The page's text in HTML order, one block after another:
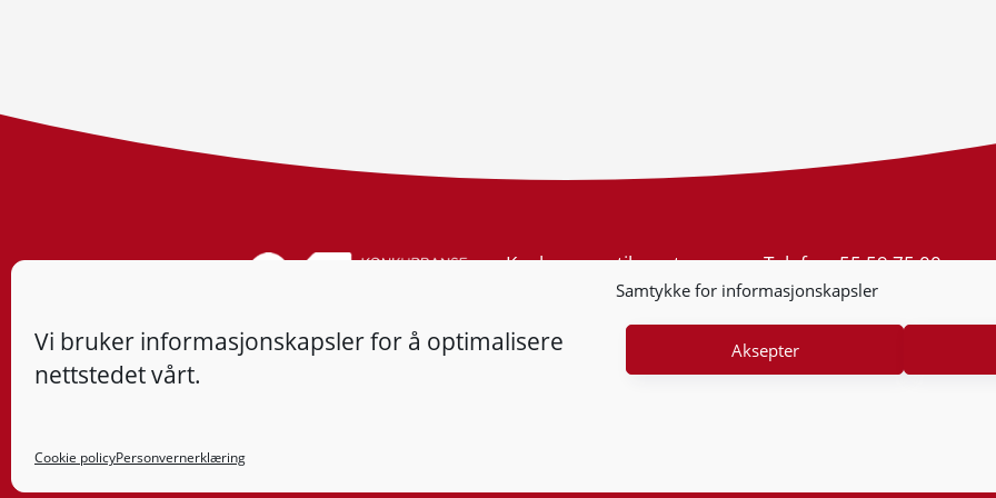
Samtykke for informasjonskapsler
Vi bruker informasjonskapsler for å optimalisere
nettstedet vårt.
Aksepter
Cookie policyPersonvernerklæring
Konkurransetilsynet
Postboks 439 Sentrum
Org.nr: 974 761 246
Telefon:55 59 75 00
E-post:post@kt.no
Nyhetsvarsel >>